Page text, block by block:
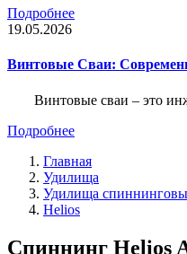
Подробнее
19.05.2026
Винтовые Сваи:
Винтовые сваи – это
Подробнее
Главная
Удилища
Удилища
Helios
Спиннинг Helios